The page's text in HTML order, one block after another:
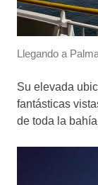
Llegando a
Su elevada
fantásticas
de toda la